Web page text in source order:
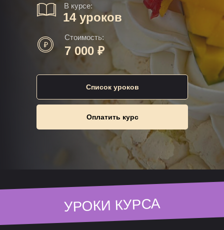
В курсе:
14 уроков
Стоимость:
7 000 ₽
Оплатить курс
Список уроков
УРОКИ КУРСА